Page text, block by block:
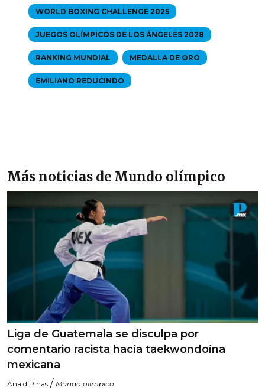
WORLD BOXING CHALLENGE 2025
JUEGOS OLÍMPICOS DE LOS ÁNGELES 2028
RANKING MUNDIAL MEDALLA DE ORO
EMILIANO REDUCINDO
Más noticias de Mundo olímpico
Liga de Guatemala se disculpa por
comentario racista hacía taekwondoína
mexicana
Anaid Piñas / Mundo olímpico